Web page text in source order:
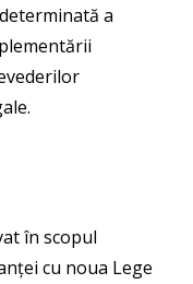
a
în scopul
cu noua Lege